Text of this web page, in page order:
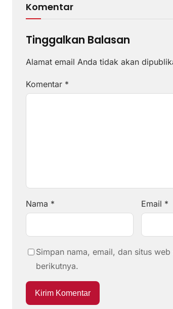
Komentar
Tinggalkan Balasan
Alamat email Anda tidak akan
Komentar *
Nama * Email *
Simpan nama, email, dan situs
berikutnya.